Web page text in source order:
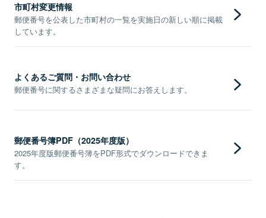
市町村変更情報
郵便番号を公表した市町村の一覧を実施日の新しい順に掲載
しています。
よくあるご質問・お問い合わせ
郵便番号に関するさまざまな疑問にお答えします。
郵便番号簿PDF（2025年度版）
2025年度版郵便番号簿をPDF形式でダウンロードできま
す。